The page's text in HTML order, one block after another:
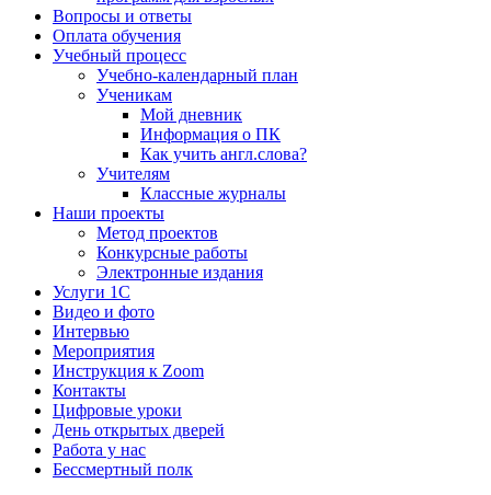
Вопросы и ответы
Оплата обучения
Учебный процесс
Учебно-календарный план
Ученикам
Мой дневник
Информация о ПК
Как учить англ.слова?
Учителям
Классные журналы
Наши проекты
Метод проектов
Конкурсные работы
Электронные издания
Услуги 1C
Видео и фото
Интервью
Мероприятия
Инструкция к Zoom
Контакты
Цифровые уроки
День открытых дверей
Работа у нас
Бессмертный полк